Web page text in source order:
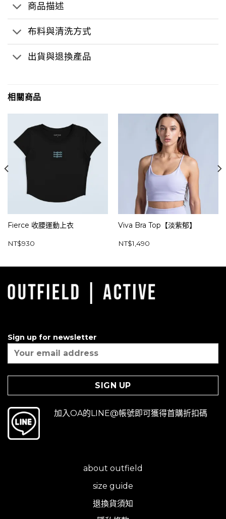
商品描述
布料與清洗方式
出貨與退換產品
相關商品
Fierce 收腰運動上衣
NT$930
Viva Bra Top【淡紫郁】
NT$1,490
Sign up for newsletter
加入OA的LINE@帳號即可獲得首購折扣碼
about outfield
size guide
退換貨須知